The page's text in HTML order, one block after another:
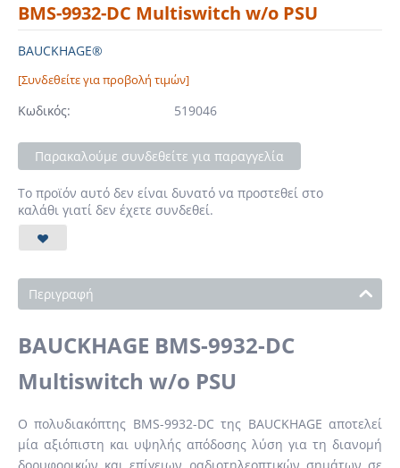
BMS-9932-DC Multiswitch w/o PSU
BAUCKHAGE®
[Συνδεθείτε για προβολή τιμών]
Κωδικός: 519046
Παρακαλούμε συνδεθείτε για παραγγελία
Το προϊόν αυτό δεν είναι δυνατό να προστεθεί στο
καλάθι γιατί δεν έχετε συνδεθεί.
Περιγραφή
BAUCKHAGE BMS-9932-DC
Multiswitch w/o PSU
Ο πολυδιακόπτης BMS-9932-DC της BAUCKHAGE αποτελεί
μία αξιόπιστη και υψηλής απόδοσης λύση για τη διανομή